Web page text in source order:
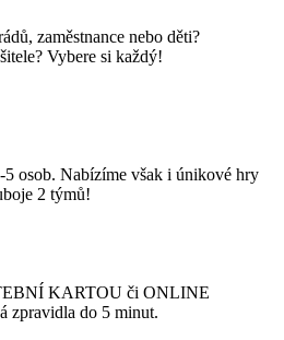
zaměstnance nebo děti?
Vybere si každý!
5 osob. Nabízíme však i únikové hry
2 týmů!
KARTOU či ONLINE
zpravidla do 5 minut.